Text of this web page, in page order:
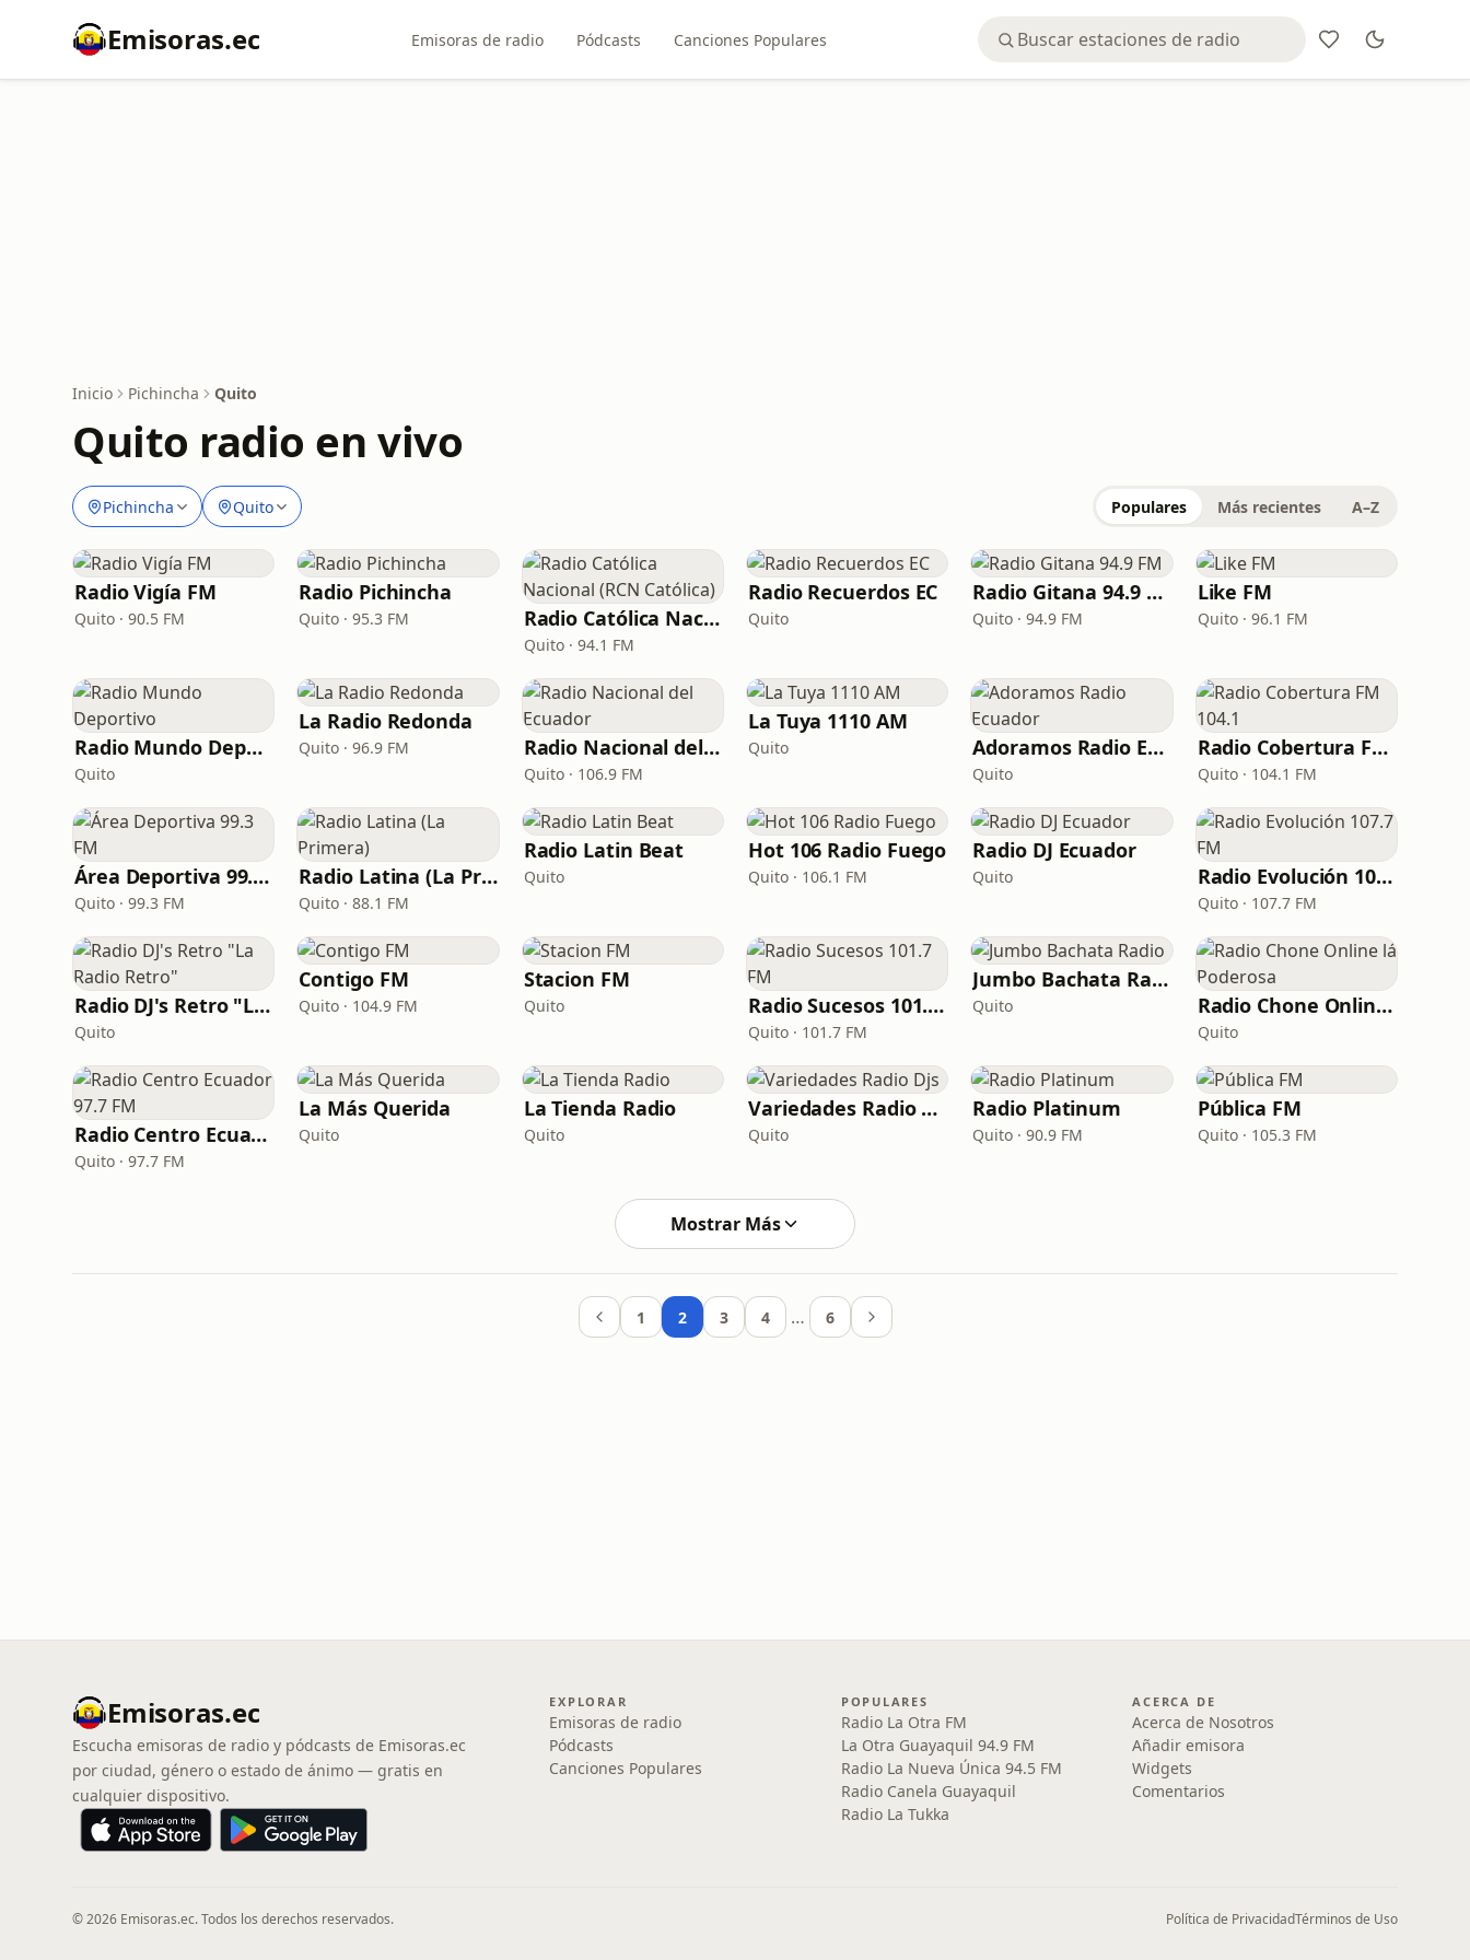
Emisoras.ec Emisoras de radio Pódcasts Canciones Populares
Inicio Pichincha Quito
Quito radio en vivo
Pichincha Quito Populares Más recientes A–Z
Radio Vigía FM
Quito · 90.5 FM
Radio Pichincha
Quito · 95.3 FM Radio Católica Nacional (RCN Católica)
Quito · 94.1 FM
Radio Recuerdos EC
Quito
Radio Gitana 94.9 FM
Quito · 94.9 FM
Like FM
Quito · 96.1 FM
Radio Mundo Deportivo
Quito
La Radio Redonda
Quito · 96.9 FM Radio Nacional del Ecuador
Quito · 106.9 FM
La Tuya 1110 AM
Quito Adoramos Radio Ecuador
Quito
Radio Cobertura FM 104.1
Quito · 104.1 FM
Área Deportiva 99.3 FM
Quito · 99.3 FM
Radio Latina (La Primera)
Quito · 88.1 FM
Radio Latin Beat
Quito
Hot 106 Radio Fuego
Quito · 106.1 FM
Radio DJ Ecuador
Quito Radio Evolución 107.7 FM
Quito · 107.7 FM
Radio DJ's Retro "La Radio Retro"
Quito
Contigo FM
Quito · 104.9 FM
Stacion FM
Quito Radio Sucesos 101.7 FM
Quito · 101.7 FM
Jumbo Bachata Radio
Quito Radio Chone Online lá Poderosa
Quito
Radio Centro Ecuador 97.7 FM
Quito · 97.7 FM
La Más Querida
Quito
La Tienda Radio
Quito
Variedades Radio Djs
Quito
Radio Platinum
Quito · 90.9 FM
Pública FM
Quito · 105.3 FM
Mostrar Más
1 2 3 4 … 6
Emisoras.ec
Escucha emisoras de radio y pódcasts de Emisoras.ec
por ciudad, género o estado de ánimo — gratis en
cualquier dispositivo.
EXPLORAR
Emisoras de radio
Pódcasts
Canciones Populares
POPULARES
Radio La Otra FM
La Otra Guayaquil 94.9 FM
Radio La Nueva Única 94.5 FM
Radio Canela Guayaquil
Radio La Tukka
ACERCA DE
Acerca de Nosotros
Añadir emisora
Widgets
Comentarios
© 2026 Emisoras.ec. Todos los derechos reservados. Política de PrivacidadTérminos de Uso